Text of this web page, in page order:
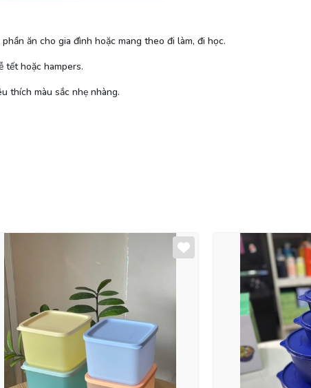
ăn cho gia đình hoặc mang theo đi làm, đi học.
tết hoặc hampers.
thích màu sắc nhẹ nhàng.